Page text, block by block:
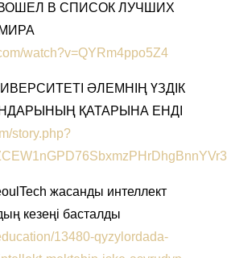
ВОШЕЛ В СПИСОК ЛУЧШИХ
watch?v=QYRm4ppo5Z4
ӘЛЕМНІҢ ҮЗДІК
ҚАТАРЫНА ЕНДІ
story.php?
жасанды интеллект
кезеңі басталды
13480-qyzylordada-